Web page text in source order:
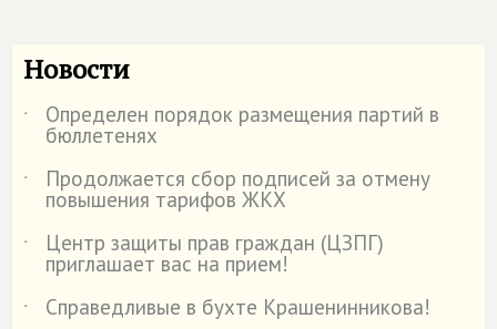
Новости
˙ Определен порядок размещения партий в
бюллетенях
˙
Продолжается сбор подписей за отмену
повышения тарифов ЖКХ
˙
Центр защиты прав граждан (ЦЗПГ)
приглашает вас на прием!
˙
Справедливые в бухте Крашенинникова!